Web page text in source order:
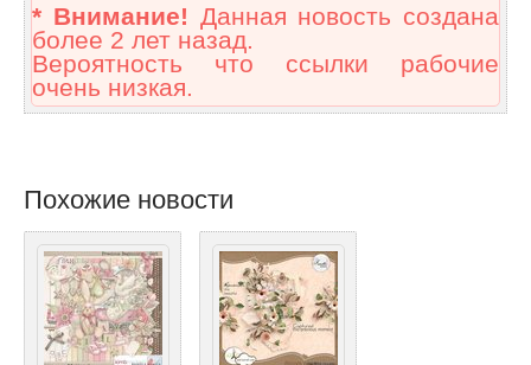
* Внимание! Данная новость создана
более 2 лет назад.
Вероятность что ссылки рабочие
очень низкая.
Похожие новости